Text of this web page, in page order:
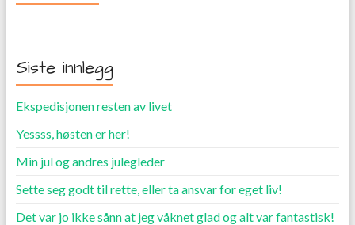
Siste innlegg
Ekspedisjonen resten av livet
Yessss, høsten er her!
Min jul og andres julegleder
Sette seg godt til rette, eller ta ansvar for eget liv!
Det var jo ikke sånn at jeg våknet glad og alt var fantastisk!